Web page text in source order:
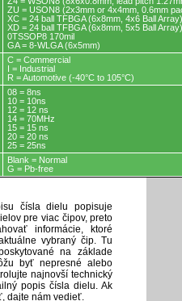
ZU = USON8 (2x3mm or 4x4mm, 0.6mm
XC = 24 ball TFBGA (6x8mm, 4x6 Ball Array)
XD = 24 ball TFBGA (6x8mm, 5x5 Ball Array)
0TSSOP8 170mil
GA = 8-WLGA (6x5mm)
C = Commercial
I = Industrial
R = Automotive (-40°C to 105°C)
08 = 8ns
10 = 10ns
12 = 12 ns
14 = 70MHz
15 = 15 ns
20 = 20 ns
25 = 25ns
Blank = Normal
G = Pb-free
čísla dielu popisuje
pre viac čipov, preto
informácie, ktoré
vybraný čip. Tu
na základe
byť nepresné alebo
najnovší technický
popis čísla dielu. Ak
dajte nám vedieť.